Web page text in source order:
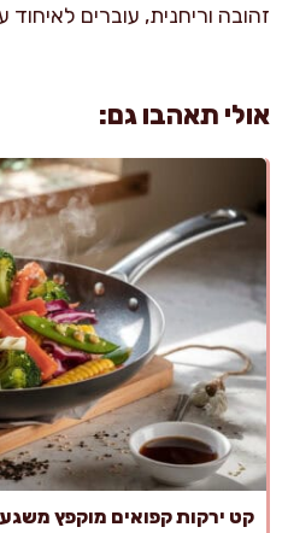
זהובה וריחנית, עוברים לאיחוד
אולי תאהבו גם: